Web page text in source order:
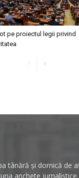
pe proiectul legii privind
tânără și dornică de
anchete